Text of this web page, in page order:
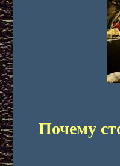
Почему